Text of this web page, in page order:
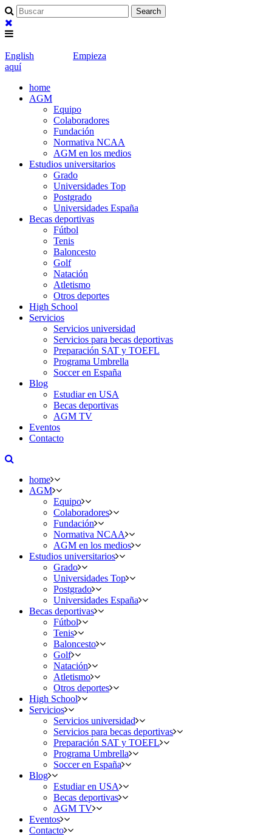
English
Empieza
aquí
home
AGM
Equipo
Colaboradores
Fundación
Normativa NCAA
AGM en los medios
Estudios universitarios
Grado
Universidades Top
Postgrado
Universidades España
Becas deportivas
Fútbol
Tenis
Baloncesto
Golf
Natación
Atletismo
Otros deportes
High School
Servicios
Servicios universidad
Servicios para becas deportivas
Preparación SAT y TOEFL
Programa Umbrella
Soccer en España
Blog
Estudiar en USA
Becas deportivas
AGM TV
Eventos
Contacto
home
AGM
Equipo
Colaboradores
Fundación
Normativa NCAA
AGM en los medios
Estudios universitarios
Grado
Universidades Top
Postgrado
Universidades España
Becas deportivas
Fútbol
Tenis
Baloncesto
Golf
Natación
Atletismo
Otros deportes
High School
Servicios
Servicios universidad
Servicios para becas deportivas
Preparación SAT y TOEFL
Programa Umbrella
Soccer en España
Blog
Estudiar en USA
Becas deportivas
AGM TV
Eventos
Contacto